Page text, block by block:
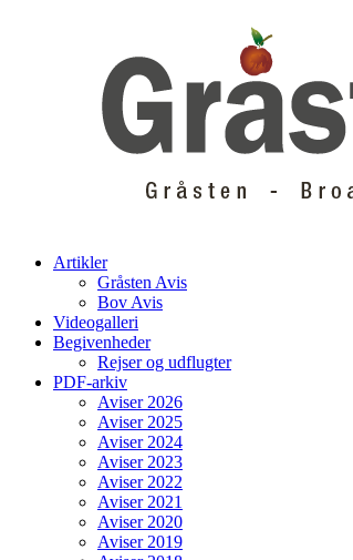
Artikler
Gråsten Avis
Bov Avis
Videogalleri
Begivenheder
Rejser og udflugter
PDF-arkiv
Aviser 2026
Aviser 2025
Aviser 2024
Aviser 2023
Aviser 2022
Aviser 2021
Aviser 2020
Aviser 2019